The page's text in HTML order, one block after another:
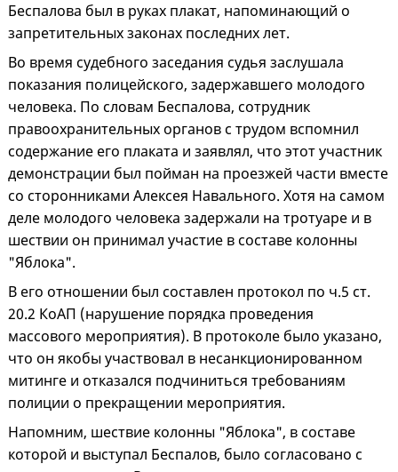
Беспалова был в руках плакат, напоминающий о
запретительных законах последних лет.
Во время судебного заседания судья заслушала
показания полицейского, задержавшего молодого
человека. По словам Беспалова, сотрудник
правоохранительных органов с трудом вспомнил
содержание его плаката и заявлял, что этот участник
демонстрации был пойман на проезжей части вместе
со сторонниками Алексея Навального. Хотя на самом
деле молодого человека задержали на тротуаре и в
шествии он принимал участие в составе колонны
"Яблока".
В его отношении был составлен протокол по ч.5 ст.
20.2 КоАП (нарушение порядка проведения
массового мероприятия). В протоколе было указано,
что он якобы участвовал в несанкционированном
митинге и отказался подчиниться требованиям
полиции о прекращении мероприятия.
Напомним, шествие колонны "Яблока", в составе
которой и выступал Беспалов, было согласовано с